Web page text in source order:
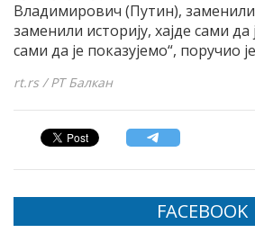
Владимирович (Путин), заменили
заменили историју, хајде сами
сами да је показујемо“, поручио
rt.rs / РТ Балкан
FACEBOOK